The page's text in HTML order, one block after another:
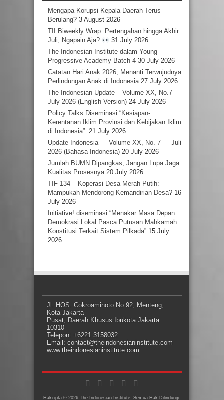
Mengapa Korupsi Kepala Daerah Terus
Berulang? 3 August 2026
TII Biweekly Wrap: Pertengahan hingga Akhir
Juli, Ngapain Aja?
31 July 2026
The Indonesian Institute dalam Young
Progressive Academy Batch 4 30 July 2026
Catatan Hari Anak 2026, Menanti Terwujudnya
Perlindungan Anak di Indonesia 27 July 2026
The Indonesian Update – Volume XX, No.7 –
July 2026 (English Version) 24 July 2026
Policy Talks Diseminasi “Kesiapan-
Kerentanan Iklim Provinsi dan Kebijakan Iklim
di Indonesia”. 21 July 2026
Update Indonesia — Volume XX, No. 7 — Juli
2026 (Bahasa Indonesia) 20 July 2026
Jumlah BUMN Dipangkas, Jangan Lupa Jaga
Kualitas Prosesnya 20 July 2026
TIF 134 – Koperasi Desa Merah Putih:
Mampukah Mendorong Kemandirian Desa? 16
July 2026
Initiative! diseminasi “Menakar Masa Depan
Demokrasi Lokal Pasca Putusan Mahkamah
Konstitusi Terkait Sistem Pilkada” 15 July
2026
Jl. HOS. Cokroaminoto No 92, Menteng,
Kota Jakarta
Pusat, Daerah Khusus Ibukota Jakarta
10310
Telepon: +6221 3158032
Email: contact@theindonesianinstitute.com
www.theindonesianinstitute.com
Hakcipta © 2026 The Indonesian Institute. Semua Hak Dilindungi.